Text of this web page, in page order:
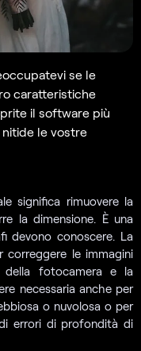
se le
caratteristiche
il software più
le vostre
significa rimuovere la
la dimensione. È una
devono conoscere. La
correggere le immagini
della fotocamera e la
necessaria anche per
o nuvolosa o per
errori di profondità di